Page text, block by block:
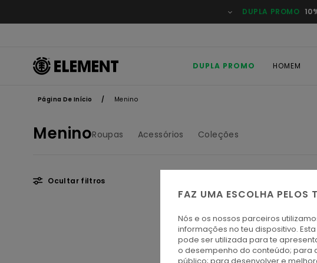
a
DUPLA PROMO
DUPLA PROMO HOMEM
Página De Início Menino
MeninoRoupas Acessórios Coleções
Ocultar filtros
para
procurar
critérios
de
filtragem
para
ordenar
por
FAZ UMA ESCOLHA PELOS
Nós e os nossos parceiros
informações no teu dispositivo.
pode ser utilizada para te
o desempenho do conteúdo; para